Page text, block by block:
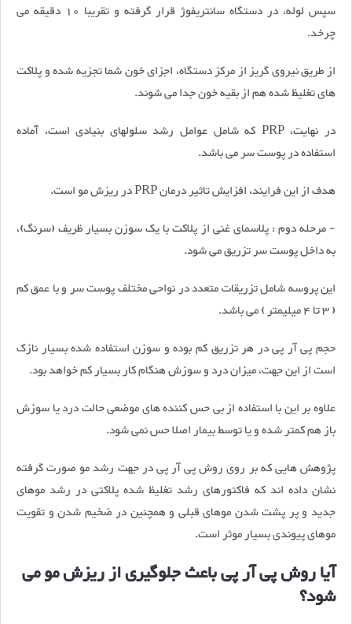
سپس لوله، در دستگاه سانتریفوژ قرار گرفته و تقریبا 10 دقیقه می
چرخد.
از طریق نیروی گریز از مرکز دستگاه، اجزای خون شما تجزیه شده و پلاکت
های تغلیظ شده هم از بقیه خون جدا می شوند.
در نهایت، PRP که شامل عوامل رشد سلولهای بنیادی است، آماده
استفاده در پوست سر می باشد.
هدف از این فرایند، افزایش تاثیر درمان PRP در ریزش مو است.
- مرحله دوم : پلاسمای غنی از پلاکت با یک سوزن بسیار ظریف (سرنگ)،
به داخل پوست سر تزریق می شود.
این پروسه شامل تزریقات متعدد در نواحی مختلف پوست سر و با عمق کم
( 3 تا 4 میلیمتر ) می باشد.
حجم پی آر پی در هر تزریق کم بوده و سوزن استفاده شده بسیار نازک
است از این جهت، میزان درد و سوزش هنگام کار بسیار کم خواهد بود.
علاوه بر این با استفاده از بی حس کننده های موضعی حالت درد یا سوزش
باز هم کمتر شده و یا توسط بیمار اصلا حس نمی شود.
پژوهش هایی که بر روی روش پی آر پی در جهت رشد مو صورت گرفته
نشان داده اند که فاکتورهای رشد تغلیظ شده پلاکتی در رشد موهای
جدید و پر پشت شدن موهای قبلی و همچنین در ضخیم شدن و تقویت
موهای پیوندی بسیار موثر است.
آیا روش پی آر پی باعث جلوگیری از ریزش مو می
شود؟